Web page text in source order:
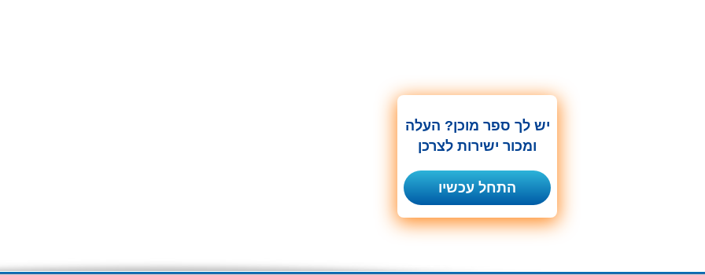
יש לך ספר מוכן? העלה
ומכור ישירות לצרכן
התחל עכשיו